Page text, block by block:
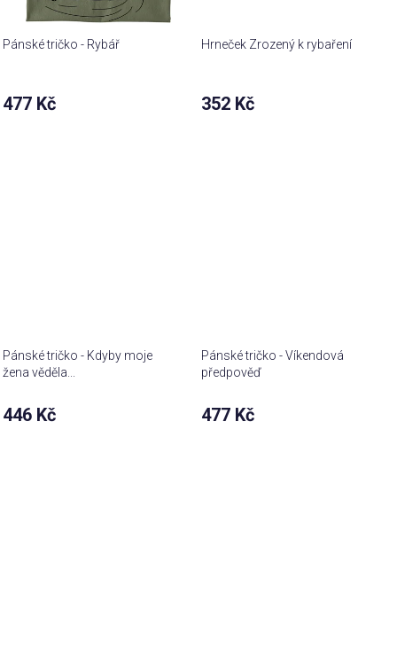
Pánské tričko - Rybář
477 Kč
Hrneček Zrozený k rybaření
352 Kč
Pánské tričko - Kdyby moje
žena věděla...
446 Kč
Pánské tričko - Víkendová
předpověď
477 Kč